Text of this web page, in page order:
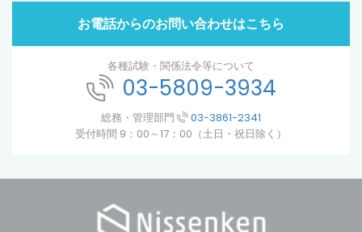
お電話からのお問い合わせはこちら
各種試験・関係法令等について
03-5809-3934
総務・管理部門
03-3861-2341
受付時間 9：00～17：00（土日・祝日除く）